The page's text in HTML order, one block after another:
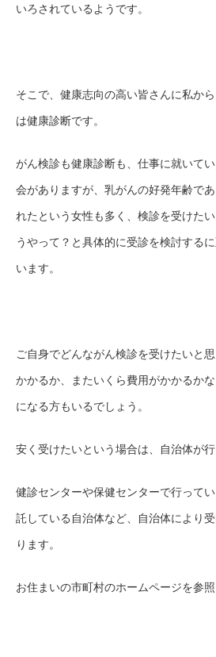
いろされているようです。
そこで、健康志向の高い皆さんに私か
は健康診断です。
がん検診も健康診断も、仕事に就いて
会がありますが、乳がんの好発年齢で
れたという女性も多く、検診を受けた
うやって？と具体的に受診を検討する
います。
ご自身でどんながん検診を受けたいと
かかるか、またいくら費用がかかるか
になる方もいるでしょう。
安く受けたいという場合は、自治体が行
健診センターや保健センターで行って
託している自治体など、自治体により
ります。
お住まいの市町村のホームページを参照